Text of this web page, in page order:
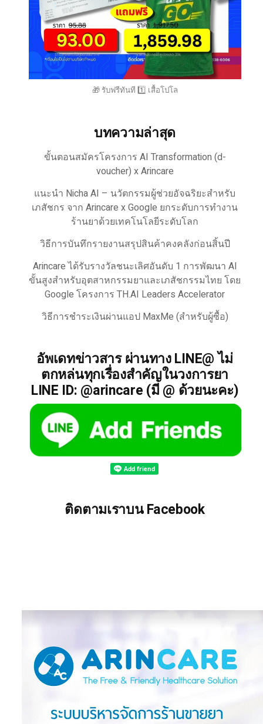
🎁 รับฟรีทันที 1️⃣ เสื้อโปโล
บทความล่าสุด
ขั้นตอนสมัครโครงการ AI Transformation (d-
voucher) x Arincare
แนะนำ Nicha AI – นวัตกรรมผู้ช่วยอัจฉริยะสำหรับ
เภสัชกร จาก Arincare x Google ยกระดับการทำงาน
ร้านยาด้วยเทคโนโลยีระดับโลก
วิธีการบันทึกรายงานสรุปสินค้าคงคลังก่อนสิ้นปี
Arincare ได้รับรางวัลชนะเลิศอันดับ 1 การพัฒนา AI
ขั้นสูงสำหรับอุตสาหกรรมยาและเภสัชกรรมไทย โดย
Google โครงการ TH.AI Leaders Accelerator
วิธีการชำระเงินผ่านแอป MaxMe (สำหรับผู้ซื้อ)
อัพเดทข่าวสาร ผ่านทาง LINE@ ไม่
ตกหล่นทุกเรื่องสำคัญในวงการยา
LINE ID: @arincare (มี @ ด้วยนะคะ)
ติดตามเราบน Facebook